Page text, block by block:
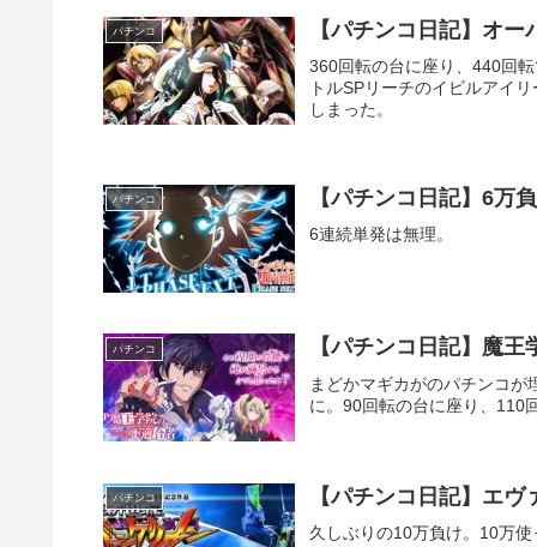
パチンコ 【パチンコ日記】オ
360回転の台に座り、440回
トルSPリーチのイビルアイ
しまった。
パチンコ 【パチンコ日記】6万
6連続単発は無理。
パチンコ 【パチンコ日記】魔
まどかマギカがのパチンコ
に。90回転の台に座り、110
パチンコ 【パチンコ日記】エ
久しぶりの10万負け。10万